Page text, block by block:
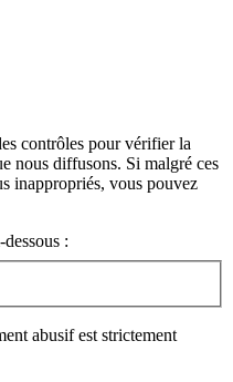
contrôles pour vérifier la
nous diffusons. Si malgré ces
inappropriés, vous pouvez
:
abusif est strictement